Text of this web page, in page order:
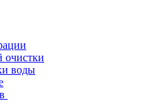
очистки
воды